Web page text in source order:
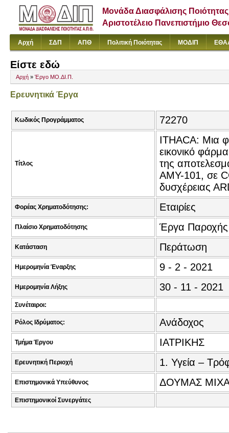
Μονάδα Διασφάλισης Ποιότητας
Αριστοτέλειο Πανεπιστήμιο
Αρχή ΣΔΠ ΑΠΘ Πολιτική Ποιότητας ΜΟΔΙΠ
Είστε εδώ
Αρχή » Έργο ΜΟ.ΔΙ.Π.
Ερευνητικά Έργα
Κωδικός Προγράμματος 72270
Τίτλος
ITHACA: Μια
εικονικό
της
ΑΜΥ-101, σε
δυσχέρειας
Φορέας Χρηματοδότησης: Εταιρίες
Πλαίσιο Χρηματοδότησης Έργα
Κατάσταση Περάτωση
Ημερομηνία Έναρξης 9 - 2 - 2021
Ημερομηνία Λήξης 30 - 11 - 2021
Συνέταιροι:
Ρόλος Ιδρύματος: Ανάδοχος
Τμήμα Έργου ΙΑΤΡΙΚΗΣ
Ερευνητική Περιοχή 1. Υγεία –
Επιστημονικά Υπεύθυνος ΔΟΥΜΑΣ
Επιστημονικοί Συνεργάτες